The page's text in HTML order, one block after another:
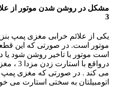
مشکل در روشن شدن موتور از
3
یکی از علائم خرابی مغزی پمپ
موتور است. در صورتی که این
است موتور با تاخیر روشن شود
درواقع
می کند . در صورتی که مغزی
اتومبیلتان به سختی استارت می